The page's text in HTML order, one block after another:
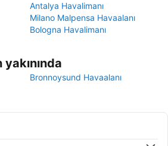
Antalya Havalimanı
Milano Malpensa Havaalanı
Bologna Havalimanı
Bronnoysund Havaalanı